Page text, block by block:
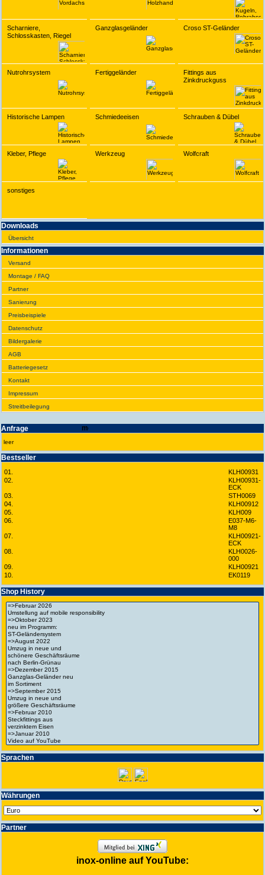
Scharniere,
Schlosskasten, Riegel
Ganzglasgeländer Croso ST-Geländer
Nutrohrsystem Fertiggeländer
Fittings aus
Zinkdruckguss
Historische Lampen Schmiedeeisen Schrauben & Dübel
Kleber, Pflege Werkzeug Wolfcraft
sonstiges
Downloads
Übersicht
Infor­ma­tionen
Versand
Montage / FAQ
Partner
Sanie­rung
Preis­beispiele
Daten­schutz
Bilder­galerie
AGB
Batte­rie­gesetz
Kontakt
Impres­sum
Streit­bei­legung
Anfrage
leer
Best­seller
01.
KLH00931
02.
KLH00931-
ECK
03.
STH0069
04.
KLH00912
05.
KLH009
06.
E037-M6-
M8
07.
KLH00921-
ECK
08.
KLH0026-
000
09.
KLH00921
10.
EK0119
Shop History
Spra­chen
Wäh­run­gen
Partner
inox-online auf YouTube: